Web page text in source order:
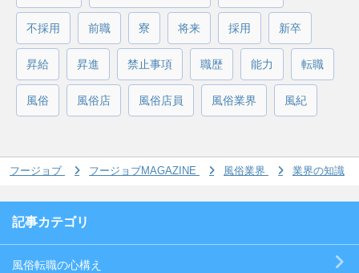
不採用 前職 寮 将来 採用 新卒
昇給 昇進 禁止事項 職歴 能力 転職
風俗 風俗店 風俗店員 風俗業界 風紀
フージョブ フージョブMAGAZINE 風俗業界 業界の知識
記事カテゴリ
風俗転職の心構え